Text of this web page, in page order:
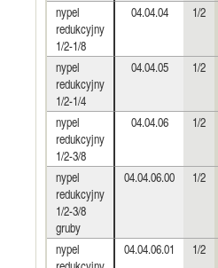
nypel
redukcyjny
1/2-1/8
04.04.04 1/2
nypel
redukcyjny
1/2-1/4
04.04.05 1/2
nypel
redukcyjny
1/2-3/8
04.04.06 1/2
nypel
redukcyjny
1/2-3/8
gruby
04.04.06.00 1/2
nypel
04.04.06.01 1/2